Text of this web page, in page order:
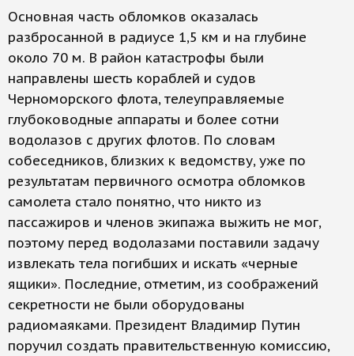
Основная часть обломков оказалась
разбросанной в радиусе 1,5 км и на глубине
около 70 м. В район катастрофы были
направлены шесть кораблей и судов
Черноморского флота, телеуправляемые
глубоководные аппараты и более сотни
водолазов с других флотов. По словам
собеседников, близких к ведомству, уже по
результатам первичного осмотра обломков
самолета стало понятно, что никто из
пассажиров и членов экипажа выжить не мог,
поэтому перед водолазами поставили задачу
извлекать тела погибших и искать «черные
ящики». Последние, отметим, из соображений
секретности не были оборудованы
радиомаяками. Президент Владимир Путин
поручил создать правительственную комиссию,